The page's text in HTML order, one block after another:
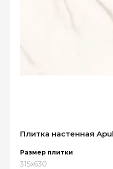
Плитка настенная
Размер плитки
315x630